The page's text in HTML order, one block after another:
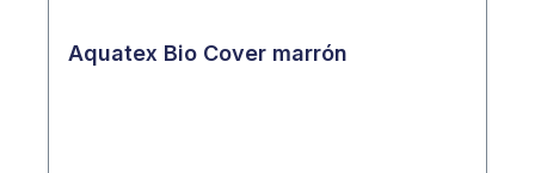
Aquatex Bio Cover marrón